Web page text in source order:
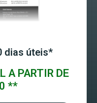
dias úteis*
A PARTIR DE
**